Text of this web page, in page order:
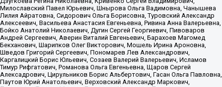
Милославский Павел Юрьевич, Шнырова Ольга Вадимовна, Чанышева
Лилия Айратовна, Сидорович Ольга Борисовна, Туровский Александр
Алексеевич, Васильева Анастасия Евгеньевна, Ривина Анна Валерьевна,
Бойко Анатолий Николаевич, Дугин Сергей Георгиевич, Пивоваров
Андрей Сергеевич, Аверин Виталий Евгеньевич, Барахоев Магомед
Бекханович, Шарипков Олег Викторович, Мошель Ирина Ароновна,
Шведов Григорий Сергеевич, Пономарев Лев Александрович,
Каргалицкий Борис Юльевич, Созаев Валерий Валерьевич, Исламов
Тимур Рифгатович, Романова Ольга Евгеньевна, Щаров Сергей
Алексадрович, Цирульников Борис Альбертович, Гасан Ольга Павловна,
Паутов Юрий Анатольевич, Верховский Александр Маркович,